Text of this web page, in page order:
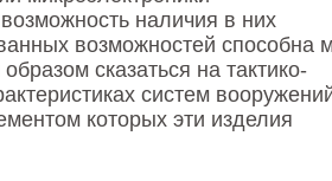
наличия в них
возможностей способна
сказаться на тактико-
систем
которых эти изделия